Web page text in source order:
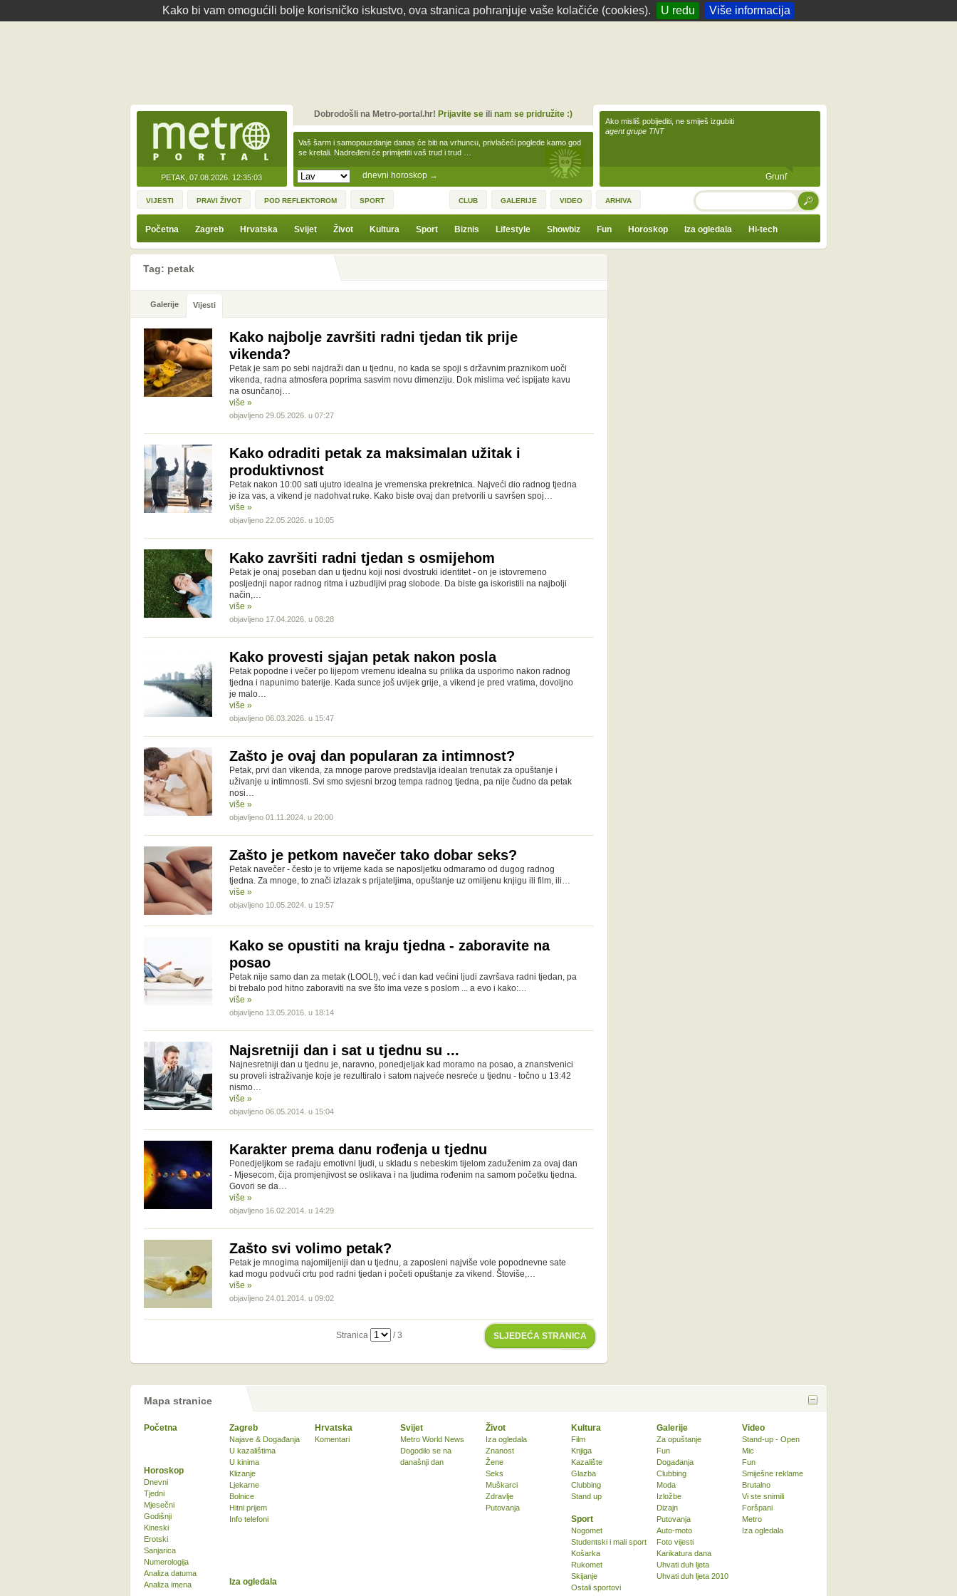
Kako bi vam omogućili bolje korisničko iskustvo, ova stranica pohranjuje vaše kolačiće (cookies). U redu Više informacija
PETAK, 07.08.2026. 12:35:03 dnevni horoskop →
Vaš šarm i samopouzdanje danas će biti na vrhuncu, privlačeći poglede kamo god
se kretali. Nadređeni će primijetiti vaš trud i trud …
Dobrodošli na Metro-portal.hr! Prijavite seili nam se pridružite :)
Ako misliš pobijediti, ne smiješ izgubiti
agent grupe TNT
Grunf
VIJESTI PRAVI ŽIVOT POD REFLEKTOROM SPORT CLUB GALERIJE VIDEO ARHIVA TRAŽI
Početna Zagreb Hrvatska Svijet Život Kultura Sport Biznis Lifestyle Showbiz Fun Horoskop Iza ogledala Hi-tech
Tag: petak
Galerije Vijesti
Kako najbolje završiti radni tjedan tik prije
vikenda?
Petak je sam po sebi najdraži dan u tjednu, no kada se spoji s državnim praznikom uoči
vikenda, radna atmosfera poprima sasvim novu dimenziju. Dok mislima već ispijate kavu
na osunčanoj…
više »
objavljeno 29.05.2026. u 07:27
Kako odraditi petak za maksimalan užitak i
produktivnost
Petak nakon 10:00 sati ujutro idealna je vremenska prekretnica. Najveći dio radnog tjedna
je iza vas, a vikend je nadohvat ruke. Kako biste ovaj dan pretvorili u savršen spoj…
više »
objavljeno 22.05.2026. u 10:05
Kako završiti radni tjedan s osmijehom
Petak je onaj poseban dan u tjednu koji nosi dvostruki identitet - on je istovremeno
posljednji napor radnog ritma i uzbudljivi prag slobode. Da biste ga iskoristili na najbolji
način,…
više »
objavljeno 17.04.2026. u 08:28
Kako provesti sjajan petak nakon posla
Petak popodne i večer po lijepom vremenu idealna su prilika da usporimo nakon radnog
tjedna i napunimo baterije. Kada sunce još uvijek grije, a vikend je pred vratima, dovoljno
je malo…
više »
objavljeno 06.03.2026. u 15:47
Zašto je ovaj dan popularan za intimnost?
Petak, prvi dan vikenda, za mnoge parove predstavlja idealan trenutak za opuštanje i
uživanje u intimnosti. Svi smo svjesni brzog tempa radnog tjedna, pa nije čudno da petak
nosi…
više »
objavljeno 01.11.2024. u 20:00
Zašto je petkom navečer tako dobar seks?
Petak navečer - često je to vrijeme kada se naposljetku odmaramo od dugog radnog
tjedna. Za mnoge, to znači izlazak s prijateljima, opuštanje uz omiljenu knjigu ili film, ili…
više »
objavljeno 10.05.2024. u 19:57
Kako se opustiti na kraju tjedna - zaboravite na
posao
Petak nije samo dan za metak (LOOL!), već i dan kad većini ljudi završava radni tjedan, pa
bi trebalo pod hitno zaboraviti na sve što ima veze s poslom ... a evo i kako:…
više »
objavljeno 13.05.2016. u 18:14
Najsretniji dan i sat u tjednu su ...
Najnesretniji dan u tjednu je, naravno, ponedjeljak kad moramo na posao, a znanstvenici
su proveli istraživanje koje je rezultiralo i satom najveće nesreće u tjednu - točno u 13:42
nismo…
više »
objavljeno 06.05.2014. u 15:04
Karakter prema danu rođenja u tjednu
Ponedjeljkom se rađaju emotivni ljudi, u skladu s nebeskim tijelom zaduženim za ovaj dan
- Mjesecom, čija promjenjivost se oslikava i na ljudima rođenim na samom početku tjedna.
Govori se da…
više »
objavljeno 16.02.2014. u 14:29
Zašto svi volimo petak?
Petak je mnogima najomiljeniji dan u tjednu, a zaposleni najviše vole popodnevne sate
kad mogu podvući crtu pod radni tjedan i početi opuštanje za vikend. Štoviše,…
više »
objavljeno 24.01.2014. u 09:02
SLJEDEĆA STRANICA
Stranica / 3
Mapa stranice
Početna Zagreb
Najave & Događanja
U kazalištima
U kinima
Klizanje
Ljekarne
Bolnice
Hitni prijem
Info telefoni
Hrvatska
Komentari
Svijet
Metro World News
Dogodilo se na
današnji dan
Život
Iza ogledala
Znanost
Žene
Seks
Muškarci
Zdravlje
Putovanja
Kultura
Film
Knjiga
Kazalište
Glazba
Clubbing
Stand up
Sport
Nogomet
Studentski i mali sport
Košarka
Rukomet
Skijanje
Ostali sportovi
Horoskop
Dnevni
Tjedni
Mjesečni
Godišnji
Kineski
Erotski
Sanjarica
Numerologija
Analiza datuma
Analiza imena
Iza ogledala
Galerije
Za opuštanje
Fun
Događanja
Clubbing
Moda
Izložbe
Dizajn
Putovanja
Auto-moto
Foto vijesti
Karikatura dana
Uhvati duh ljeta
Uhvati duh ljeta 2010
Video
Stand-up - Open
Mic
Fun
Smiješne reklame
Brutalno
Vi ste snimili
Foršpani
Metro
Iza ogledala